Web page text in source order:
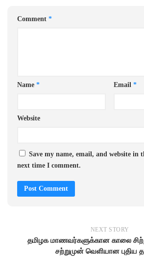
Comment *
Name * Email *
Website
Save my name, email, and website in
next time I comment.
NEXT STORY
தமிழக மாணவர்களுக்கான காலை
சற்றுமுன் வெளியான புதிய